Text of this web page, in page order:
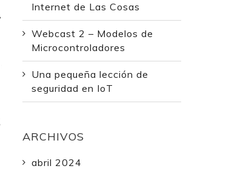
Internet de Las Cosas
Webcast 2 – Modelos de
Microcontroladores
Una pequeña lección de
seguridad en IoT
ARCHIVOS
abril 2024